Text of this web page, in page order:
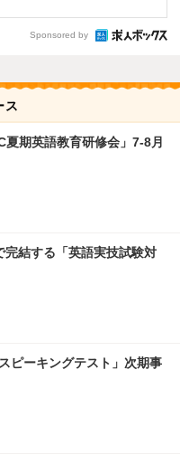
Sponsored by
ス
期英語教育研修会」7-8月
完結する「英語実技試験対
ピーキングテスト」次期事